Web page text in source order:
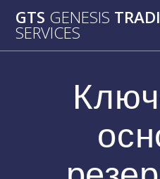
GTS GENESIS
SERVICES